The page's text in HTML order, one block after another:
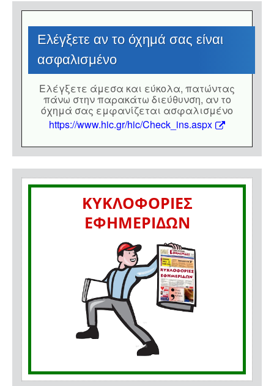
Eλέγξετε αν το όχημά σας είναι
ασφαλισμένο
Eλέγξετε άμεσα και εύκολα, πατώντας
πάνω στην παρακάτω διεύθυνση, αν το
όχημά σας εμφανίζεται ασφαλισμένο
https://www.hic.gr/hic/Check_ins.aspx
ΚΥΚΛΟΦΟΡΙΕΣ
ΕΦΗΜΕΡΙΔΩΝ